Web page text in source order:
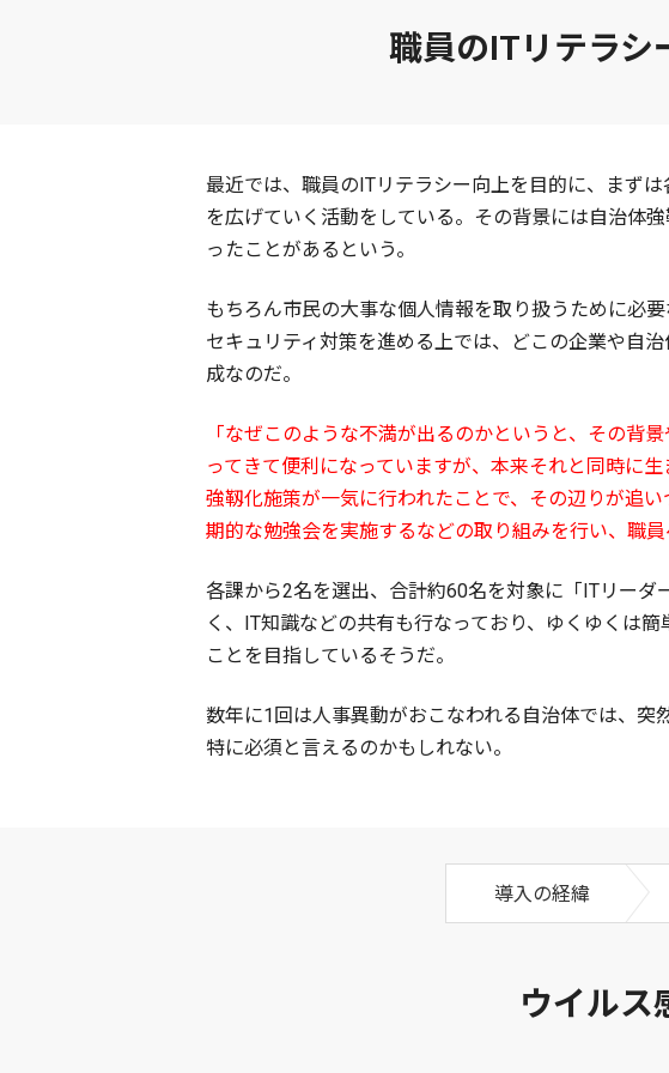
職員のITリテラシ
最近では、職員のITリテラシー向上を目的に、まず
を広げていく活動をしている。その背景には自治体
ったことがあるという。
もちろん市民の大事な個人情報を取り扱うために必
セキュリティ対策を進める上では、どこの企業や自
成なのだ。
「なぜこのような不満が出るのかというと、その背
ってきて便利になっていますが、本来それと同時に
強靱化施策が一気に行われたことで、その辺りが追
期的な勉強会を実施するなどの取り組みを行い、職員
各課から2名を選出、合計約60名を対象に「ITリー
く、IT知識などの共有も行なっており、ゆくゆくは
ことを目指しているそうだ。
数年に1回は人事異動がおこなわれる自治体では、
特に必須と言えるのかもしれない。
ウイルス
導入の経緯